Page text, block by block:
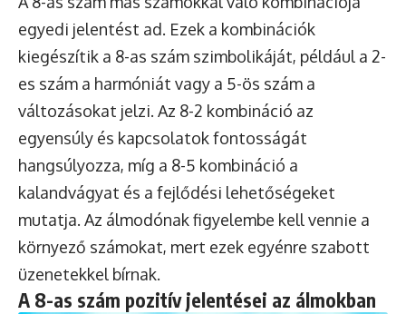
egyedi jelentést ad. Ezek a kombinációk
kiegészítik a 8-as szám szimbolikáját, például a 2-
es szám a harmóniát vagy a 5-ös szám a
változásokat jelzi. Az 8-2 kombináció az
egyensúly és kapcsolatok fontosságát
hangsúlyozza, míg a 8-5 kombináció a
kalandvágyat és a fejlődési lehetőségeket
mutatja. Az álmodónak figyelembe kell vennie a
környező számokat, mert ezek egyénre szabott
üzenetekkel bírnak.
A 8-as szám pozitív jelentései az álmokban